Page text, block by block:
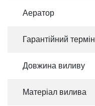
Аератор
Гарантійний термін
Довжина виливу
Матеріал вилива